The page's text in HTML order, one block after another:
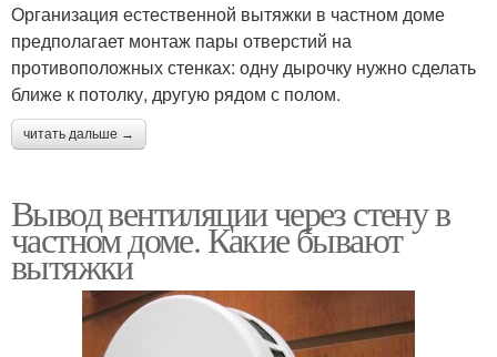
Организация естественной вытяжки в частном доме
предполагает монтаж пары отверстий на
противоположных стенках: одну дырочку нужно сделать
ближе к потолку, другую рядом с полом.
читать дальше →
Вывод вентиляции через стену в
частном доме. Какие бывают
вытяжки